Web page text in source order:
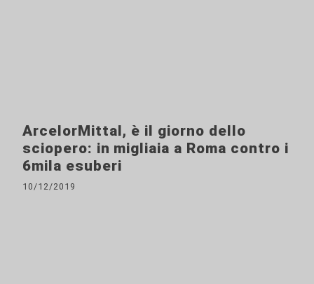
ArcelorMittal, è il giorno dello
sciopero: in migliaia a Roma contro i
6mila esuberi
10/12/2019